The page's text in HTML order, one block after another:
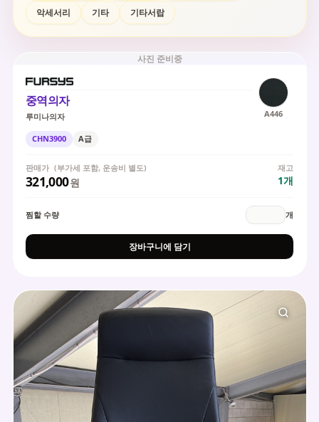
악세서리
기타 기타서랍
사진 준비중
중역의자
루미나의자 A446
CHN3900 A급
판매가 (부가세 포함, 운송비 별도)
321,000원
재고
1개
찜할 수량 개
장바구니에 담기